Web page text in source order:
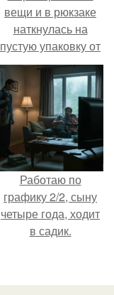
вещи и в рюкзаке
наткнулась на
пустую упаковку от
каких-то таблеток.
Работаю по
графику 2/2, сыну
четыре года, ходит
в садик.